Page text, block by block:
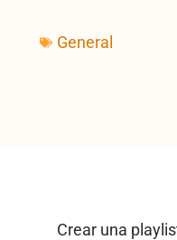
General
Crear una